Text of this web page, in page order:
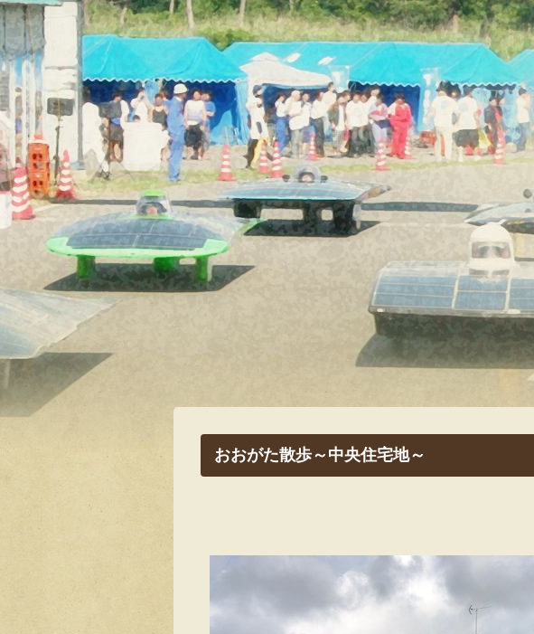
おおがた散歩～中央住宅地～